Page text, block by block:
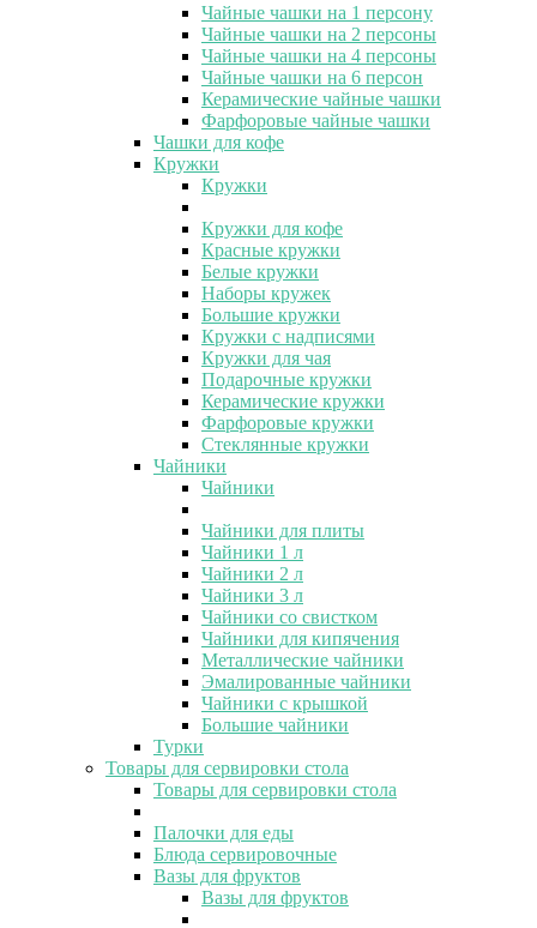
Чайные чашки на 1 персону
Чайные чашки на 2 персоны
Чайные чашки на 4 персоны
Чайные чашки на 6 персон
Керамические чайные чашки
Фарфоровые чайные чашки
Чашки для кофе
Кружки
Кружки
Кружки для кофе
Красные кружки
Белые кружки
Наборы кружек
Большие кружки
Кружки с надписями
Кружки для чая
Подарочные кружки
Керамические кружки
Фарфоровые кружки
Стеклянные кружки
Чайники
Чайники
Чайники для плиты
Чайники 1 л
Чайники 2 л
Чайники 3 л
Чайники со свистком
Чайники для кипячения
Металлические чайники
Эмалированные чайники
Чайники с крышкой
Большие чайники
Турки
Товары для сервировки стола
Товары для сервировки стола
Палочки для еды
Блюда сервировочные
Вазы для фруктов
Вазы для фруктов